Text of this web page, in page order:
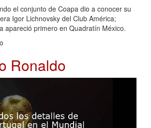
el conjunto de Coapa dio a conocer su
Igor Lichnovsky del Club América;
apareció primero en Quadratín México.
Ronaldo